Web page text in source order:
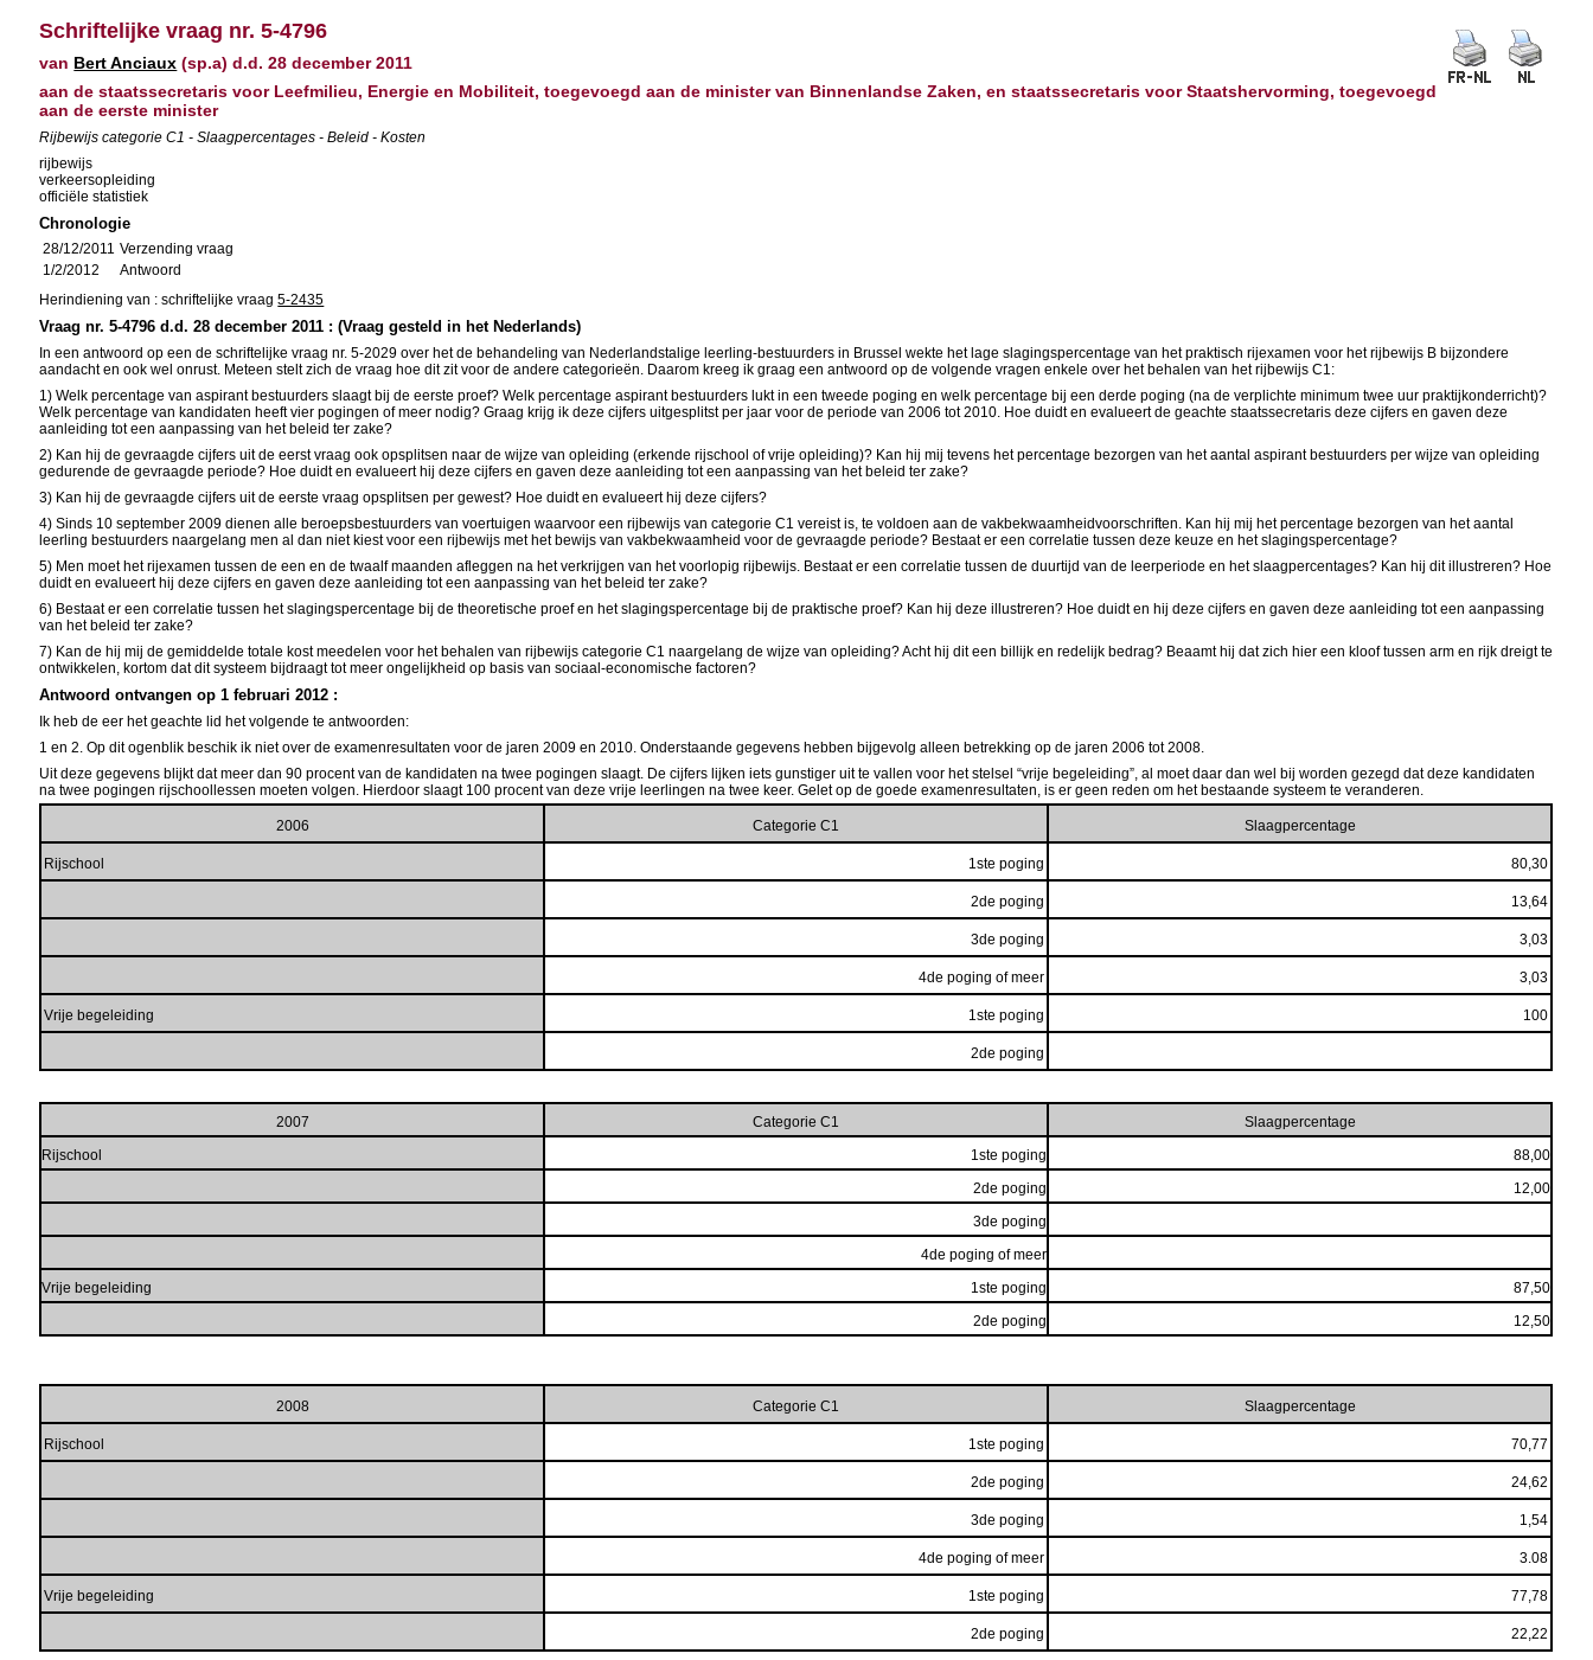
Schriftelijke vraag nr. 5-4796
van Bert Anciaux (sp.a) d.d. 28 december 2011
aan de staatssecretaris voor Leefmilieu, Energie en Mobiliteit, toegevoegd aan de minister van Binnenlandse Zaken, en staatssecretaris voor Staatshervorming, toegevoegd
aan de eerste minister
Rijbewijs categorie C1 - Slaagpercentages - Beleid - Kosten
rijbewijs
verkeersopleiding
officiële statistiek
Chronologie
28/12/2011 Verzending vraag
1/2/2012
Antwoord
Herindiening van : schriftelijke vraag5-2435
Vraag nr. 5-4796 d.d. 28 december 2011 : (Vraag gesteld in het Nederlands)
In een antwoord op een de schriftelijke vraag nr. 5-2029 over het de behandeling van Nederlandstalige leerling-bestuurders in Brussel wekte het lage slagingspercentage van het praktisch rijexamen voor het rijbewijs B bijzondere
aandacht en ook wel onrust. Meteen stelt zich de vraag hoe dit zit voor de andere categorieën. Daarom kreeg ik graag een antwoord op de volgende vragen enkele over het behalen van het rijbewijs C1:
1) Welk percentage van aspirant bestuurders slaagt bij de eerste proef? Welk percentage aspirant bestuurders lukt in een tweede poging en welk percentage bij een derde poging (na de verplichte minimum twee uur praktijkonderricht)?
Welk percentage van kandidaten heeft vier pogingen of meer nodig? Graag krijg ik deze cijfers uitgesplitst per jaar voor de periode van 2006 tot 2010. Hoe duidt en evalueert de geachte staatssecretaris deze cijfers en gaven deze
aanleiding tot een aanpassing van het beleid ter zake?
2) Kan hij de gevraagde cijfers uit de eerst vraag ook opsplitsen naar de wijze van opleiding (erkende rijschool of vrije opleiding)? Kan hij mij tevens het percentage bezorgen van het aantal aspirant bestuurders per wijze van opleiding
gedurende de gevraagde periode? Hoe duidt en evalueert hij deze cijfers en gaven deze aanleiding tot een aanpassing van het beleid ter zake?
3) Kan hij de gevraagde cijfers uit de eerste vraag opsplitsen per gewest? Hoe duidt en evalueert hij deze cijfers?
4) Sinds 10 september 2009 dienen alle beroepsbestuurders van voertuigen waarvoor een rijbewijs van categorie C1 vereist is, te voldoen aan de vakbekwaamheidvoorschriften. Kan hij mij het percentage bezorgen van het aantal
leerling bestuurders naargelang men al dan niet kiest voor een rijbewijs met het bewijs van vakbekwaamheid voor de gevraagde periode? Bestaat er een correlatie tussen deze keuze en het slagingspercentage?
5) Men moet het rijexamen tussen de een en de twaalf maanden afleggen na het verkrijgen van het voorlopig rijbewijs. Bestaat er een correlatie tussen de duurtijd van de leerperiode en het slaagpercentages? Kan hij dit illustreren? Hoe
duidt en evalueert hij deze cijfers en gaven deze aanleiding tot een aanpassing van het beleid ter zake?
6) Bestaat er een correlatie tussen het slagingspercentage bij de theoretische proef en het slagingspercentage bij de praktische proef? Kan hij deze illustreren? Hoe duidt en hij deze cijfers en gaven deze aanleiding tot een aanpassing
van het beleid ter zake?
7) Kan de hij mij de gemiddelde totale kost meedelen voor het behalen van rijbewijs categorie C1 naargelang de wijze van opleiding? Acht hij dit een billijk en redelijk bedrag? Beaamt hij dat zich hier een kloof tussen arm en rijk dreigt te
ontwikkelen, kortom dat dit systeem bijdraagt tot meer ongelijkheid op basis van sociaal-economische factoren?
Antwoord ontvangen op 1 februari 2012 :
Ik heb de eer het geachte lid het volgende te antwoorden:
1 en 2. Op dit ogenblik beschik ik niet over de examenresultaten voor de jaren 2009 en 2010. Onderstaande gegevens hebben bijgevolg alleen betrekking op de jaren 2006 tot 2008.
Uit deze gegevens blijkt dat meer dan 90 procent van de kandidaten na twee pogingen slaagt. De cijfers lijken iets gunstiger uit te vallen voor het stelsel “vrije begeleiding”, al moet daar dan wel bij worden gezegd dat deze kandidaten
na twee pogingen rijschoollessen moeten volgen. Hierdoor slaagt 100 procent van deze vrije leerlingen na twee keer. Gelet op de goede examenresultaten, is er geen reden om het bestaande systeem te veranderen.
2006 Categorie C1 Slaagpercentage
Rijschool 1ste poging 80,30
2de poging 13,64
3de poging 3,03
4de poging of meer 3,03
Vrije begeleiding 1ste poging 100
2de poging
2007 Categorie C1
Slaagpercentage
Rijschool
1ste poging
88,00
2de poging
12,00
3de poging
4de poging of meer
Vrije begeleiding
1ste poging
87,50
2de poging
12,50
2008 Categorie C1 Slaagpercentage
Rijschool 1ste poging 70,77
2de poging 24,62
3de poging 1,54
4de poging of meer 3.08
Vrije begeleiding 1ste poging 77,78
2de poging 22,22